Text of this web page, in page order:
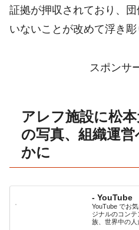
証拠が押収されており、
いないことが改めて浮き彫
スポンサ
アレフ施設に松
の写真、組織運
かに
- YouTube
YouTube でお
ジナルのコン
族、世界中の人